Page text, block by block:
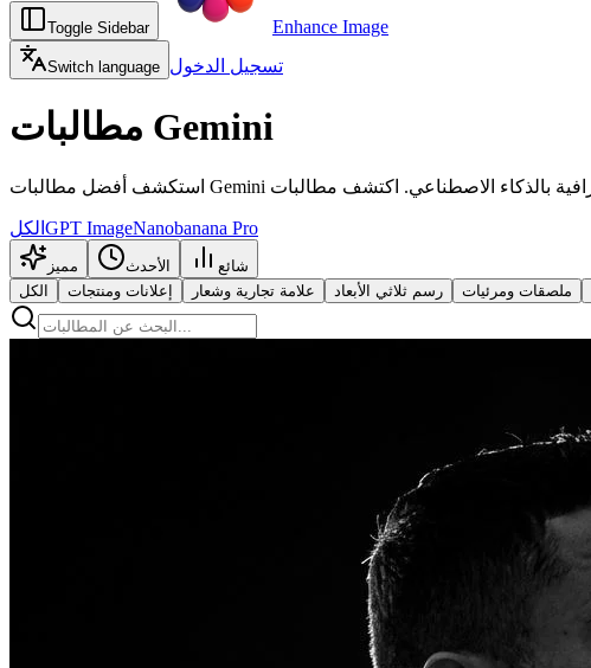
Toggle Sidebar Enhance Image
Switch language تسجيل الدخول
مطالبات Gemini
الكل GPT ImageNanobanana Pro
مميز الأحدث
شائع
الكل
إعلانات ومنتجات علامة تجارية وشعار رسم ثلاثي الأبعاد ملصقات ومرئيات